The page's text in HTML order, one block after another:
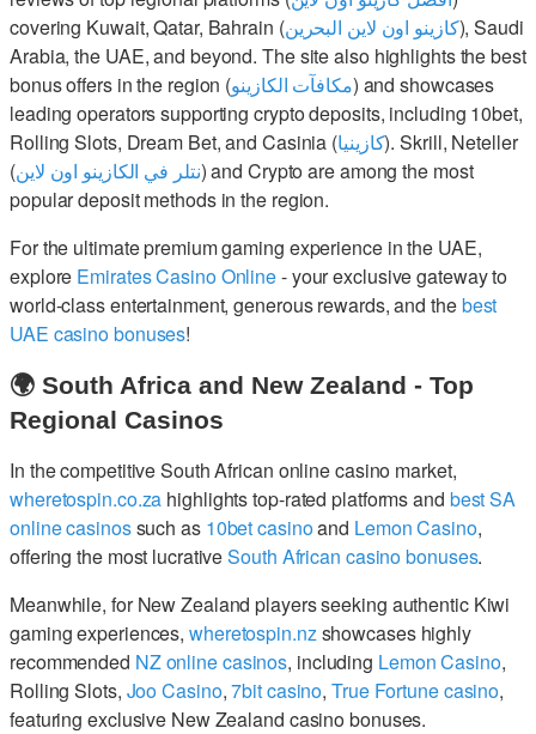
covering Kuwait, Qatar, Bahrain (كازينو اون لاين البحرين), Saudi
Arabia, the UAE, and beyond. The site also highlights the best
bonus offers in the region (مكافآت الكازينو) and showcases
leading operators supporting crypto deposits, including 10bet,
Rolling Slots, Dream Bet, and Casinia (كازينيا). Skrill, Neteller
(نتلر في الكازينو اون لاين) and Crypto are among the most
popular deposit methods in the region.
For the ultimate premium gaming experience in the UAE,
explore Emirates Casino Online- your exclusive gateway to
world-class entertainment, generous rewards, and thebest
UAE casino bonuses!
🌍 South Africa and New Zealand - Top
Regional Casinos
In the competitive South African online casino market,
wheretospin.co.za highlights top-rated platforms and best SA
online casinossuch as 10bet casinoand Lemon Casino,
offering the most lucrativeSouth African casino bonuses.
Meanwhile, for New Zealand players seeking authentic Kiwi
gaming experiences, wheretospin.nzshowcases highly
recommended NZ online casinos, including Lemon Casino,
Rolling Slots, Joo Casino,7bit casino,True Fortune casino,
featuring exclusive New Zealand casino bonuses.